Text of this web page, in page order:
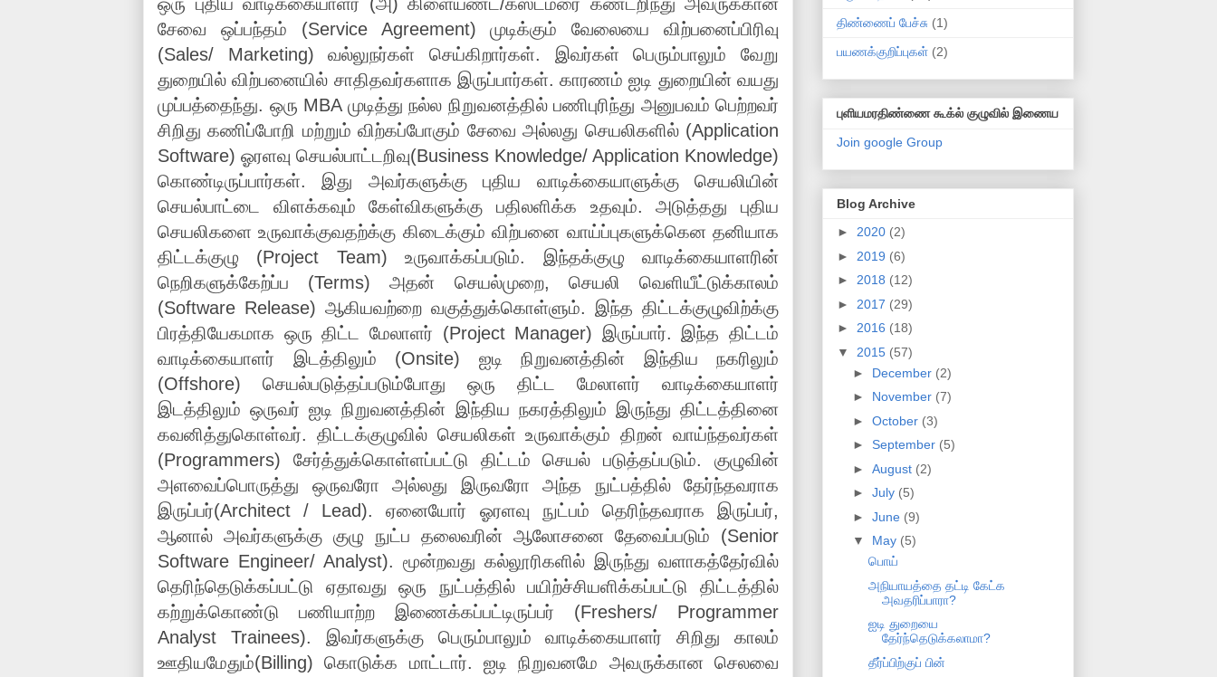
சேவை ஒப்பந்தம் (Service Agreement) முடிக்கும் வேலையை விற்பனைப்பிரிவு
(Sales/ Marketing) வல்லுநர்கள் செய்கிறார்கள். இவர்கள் பெரும்பாலும் வேறு
துறையில் விற்பனையில் சாதிதவர்களாக இருப்பார்கள். காரணம் ஐடி துறையின் வயது
முப்பத்தைந்து. ஒரு MBA முடித்து நல்ல நிறுவனத்தில் பணிபுரிந்து அனுபவம் பெற்றவர்
சிறிது கணிப்போறி மற்றும் விற்கப்போகும் சேவை அல்லது செயலிகளில் (Application
Software) ஓரளவு செயல்பாட்டறிவு(Business Knowledge/ Application Knowledge)
கொண்டிருப்பார்கள். இது அவர்களுக்கு புதிய வாடிக்கையாளுக்கு செயலியின்
செயல்பாட்டை விளக்கவும் கேள்விகளுக்கு பதிலளிக்க உதவும். அடுத்தது புதிய
செயலிகளை உருவாக்குவதற்க்கு கிடைக்கும் விற்பனை வாய்ப்புகளுக்கென தனியாக
திட்டக்குழு (Project Team) உருவாக்கப்படும். இந்தக்குழு வாடிக்கையாளரின்
நெறிகளுக்கேற்ப்ப (Terms) அதன் செயல்முறை, செயலி வெளியீட்டுக்காலம்
(Software Release) ஆகியவற்றை வகுத்துக்கொள்ளும். இந்த திட்டக்குழுவிற்க்கு
பிரத்தியேகமாக ஒரு திட்ட மேலாளர் (Project Manager) இருப்பார். இந்த திட்டம்
வாடிக்கையாளர் இடத்திலும் (Onsite) ஐடி நிறுவனத்தின் இந்திய நகரிலும்
(Offshore) செயல்படுத்தப்படும்போது ஒரு திட்ட மேலாளர் வாடிக்கையாளர்
இடத்திலும் ஒருவர் ஐடி நிறுவனத்தின் இந்திய நகரத்திலும் இருந்து திட்டத்தினை
கவனித்துகொள்வர். திட்டக்குழுவில் செயலிகள் உருவாக்கும் திறன் வாய்ந்தவர்கள்
(Programmers) சேர்த்துக்கொள்ளப்பட்டு திட்டம் செயல் படுத்தப்படும். குழுவின்
அளவைப்பொருத்து ஒருவரோ அல்லது இருவரோ அந்த நுட்பத்தில் தேர்ந்தவராக
இருப்பர்(Architect / Lead). ஏனையோர் ஓரளவு நுட்பம் தெரிந்தவராக இருப்பர்,
ஆனால் அவர்களுக்கு குழு நுட்ப தலைவரின் ஆலோசனை தேவைப்படும் (Senior
Software Engineer/ Analyst). மூன்றவது கல்லூரிகளில் இருந்து வளாகத்தேர்வில்
தெரிந்தெடுக்கப்பட்டு ஏதாவது ஒரு நுட்பத்தில் பயிற்ச்சியளிக்கப்பட்டு திட்டத்தில்
கற்றுக்கொண்டு பணியாற்ற இணைக்கப்பட்டிருப்பர் (Freshers/ Programmer
Analyst Trainees). இவர்களுக்கு பெரும்பாலும் வாடிக்கையாளர் சிறிது காலம்
ஊதியமேதும்(Billing) கொடுக்க மாட்டார். ஐடி நிறுவனமே அவருக்கான செலவை
திண்ணைப் பேச்சு (1)
பயணக்குறிப்புகள் (2)
புளியமரதிண்ணை கூக்ல் குழுவில் இணைய
Join google Group
Blog Archive
► 2020 (2)
► 2019 (6)
► 2018 (12)
► 2017 (29)
► 2016 (18)
▼ 2015 (57)
► December (2)
► November (7)
► October (3)
► September (5)
► August (2)
► July (5)
► June (9)
▼ May (5)
பொய்
அநியாயத்தை தட்டி கேட்க
அவதரிப்பாரா?
ஐடி துறையை
தேர்ந்தெடுக்கலாமா?
தீர்ப்பிற்குப் பின்